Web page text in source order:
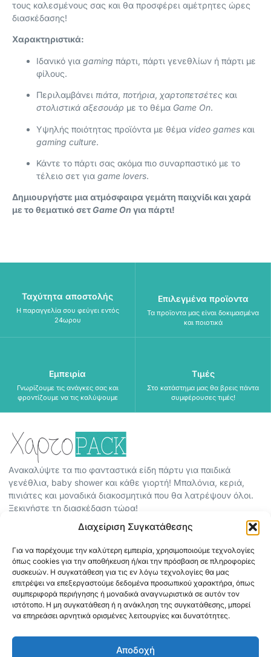
Διαχείριση Συγκατάθεσης
Για να παρέχουμε την καλύτερη εμπειρία, χρησιμοποιούμε τεχνολογίες
όπως cookies για την αποθήκευση ή/και την πρόσβαση σε πληροφορίες
συσκευών. Η συγκατάθεση για τις εν λόγω τεχνολογίες θα μας
επιτρέψει να επεξεργαστούμε δεδομένα προσωπικού χαρακτήρα, όπως
συμπεριφορά περιήγησης ή μοναδικά αναγνωριστικά σε αυτόν τον
ιστότοπο. Η μη συγκατάθεση ή η ανάκληση της συγκατάθεσης, μπορεί
να επηρεάσει αρνητικά ορισμένες λειτουργίες και δυνατότητες.
Αποδοχή
τους καλεσμένους σας και θα προσφέρει αμέτρητες ώρες
διασκέδασης!
Χαρακτηριστικά:
Ιδανικό για gaming πάρτι, πάρτι γενεθλίων ή πάρτι με
φίλους.
Περιλαμβάνει πιάτα ποτήρια χαρτοπετσέτες και
στολιστικά αξεσουάρ με το θέμα Game On.
Υψηλής ποιότητας προϊόντα με θέμα video games και
gaming culture.
Κάντε το πάρτι σας ακόμα πιο συναρπαστικό με το
τέλειο σετ για game lovers.
Δημιουργήστε μια ατμόσφαιρα γεμάτη παιχνίδι και χαρά
με το θεματικό σετGame On για πάρτι!
Ταχύτητα αποστολής
Η παραγγελία σου φεύγει εντός
24ωρου
Επιλεγμένα προϊοντα
Τα προϊοντα μας είναι δοκιμασμένα
και ποιοτικά
Εμπειρία
Γνωρίζουμε τις ανάγκες σας και
φροντίζουμε να τις καλύψουμε
Τιμές
Στο κατάστημα μας θα βρεις πάντα
συμφέρουσες τιμές!
Ανακαλύψτε τα πιο φανταστικά είδη πάρτυ για παιδικά
γενέθλια, baby shower και κάθε γιορτή! Μπαλόνια, κεριά,
πινιάτες και μοναδικά διακοσμητικά που θα λατρέψουν όλοι.
Ξεκινήστε τη διασκέδαση τώρα!
ΟΡΟΙ ΧΡΗΣΗΣ
ΠΟΛΙΤΙΚΗ ΑΠΟΡΡΗΤΟΥ
ABOUT
ΕΠΙΚΟΙΝΩΝΙΑ